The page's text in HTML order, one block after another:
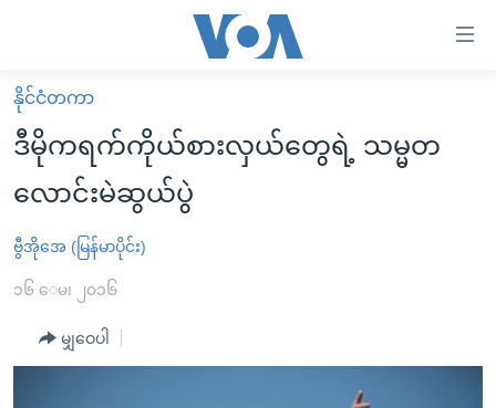
လွယ်ကူ
စေ
များ
ပင်မ
မူလစာမျက်နှာ
မြန်မာ
ကမ္ဘာ့သတင်းများ
နိုင်ငံတကာ
အစ္စရေး-ပါလက်စတိုင်း
ဗွီဒီယို
သတင်းလွတ်လပ်ခွင့်
အင်္ဂလိပ်စာလေ့လာမယ်
နိုင်ငံတကာ
ဒီမိုကရက်ကိုယ်စားလှယ်တွေရဲ့ သမ္မတ
လောင်းမဲဆွယ်ပွဲ
ဗွီအိုအေ (မြန်မာပိုင်း)
၁၆ ေမ၊ ၂၀၁၆
မျှဝေပါ